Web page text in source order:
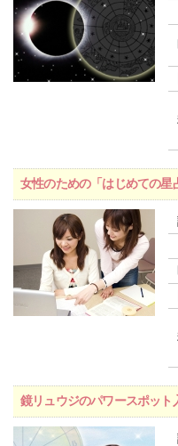
女性のための「はじめての星
鏡リュウジのパワースポット